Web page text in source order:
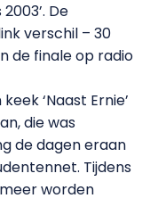
De
verschil – 30
de finale op radio
‘Naast Ernie’
die was
de dagen eraan
Tijdens
worden